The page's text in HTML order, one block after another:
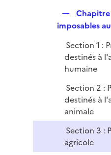
e
r
p
l
e
r
e
l
i
e
imposables
Section 1 :
destinés à
humaine
Section 2 :
destinés à
animale
Section 3 :
agricole